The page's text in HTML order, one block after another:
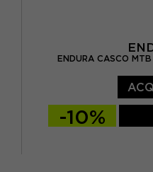
ENDURA CASCO
-10%